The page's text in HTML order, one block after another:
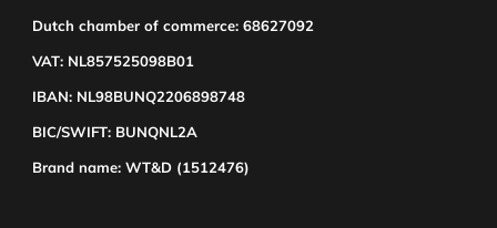
Dutch chamber of commerce: 68627092
VAT: NL857525098B01
IBAN: NL98BUNQ2206898748
BIC/SWIFT: BUNQNL2A
Brand name: WT&D (1512476)